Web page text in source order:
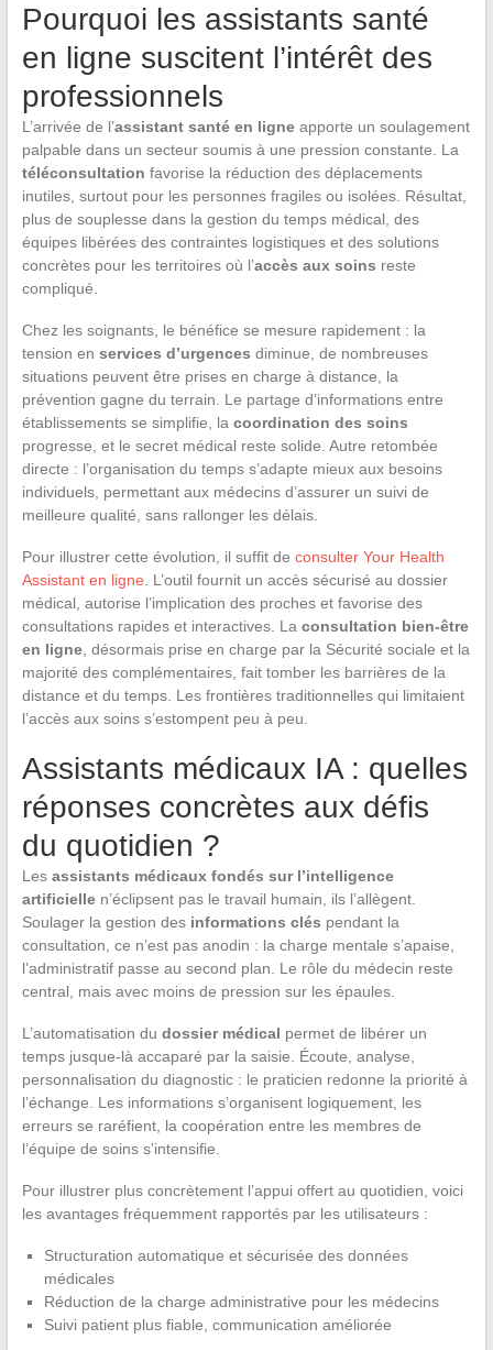
Pourquoi les assistants santé
en ligne suscitent l’intérêt des
professionnels
L’arrivée de l’assistant santé en ligneapporte un soulagement
palpable dans un secteur soumis à une pression constante. La
téléconsultation favorise la réduction des déplacements
inutiles, surtout pour les personnes fragiles ou isolées. Résultat,
plus de souplesse dans la gestion du temps médical, des
équipes libérées des contraintes logistiques et des solutions
concrètes pour les territoires où l’accès aux soins reste
compliqué.
Chez les soignants, le bénéfice se mesure rapidement : la
tension en services d’urgences diminue, de nombreuses
situations peuvent être prises en charge à distance, la
prévention gagne du terrain. Le partage d’informations entre
établissements se simplifie, la coordination des soins
progresse, et le secret médical reste solide. Autre retombée
directe : l’organisation du temps s’adapte mieux aux besoins
individuels, permettant aux médecins d’assurer un suivi de
meilleure qualité, sans rallonger les délais.
Pour illustrer cette évolution, il suffit de consulter Your Health
Assistant en ligne . L’outil fournit un accès sécurisé au dossier
médical, autorise l’implication des proches et favorise des
consultations rapides et interactives. La consultation bien-être
en ligne, désormais prise en charge par la Sécurité sociale et la
majorité des complémentaires, fait tomber les barrières de la
distance et du temps. Les frontières traditionnelles qui limitaient
l’accès aux soins s’estompent peu à peu.
Assistants médicaux IA : quelles
réponses concrètes aux défis
du quotidien ?
Les assistants médicaux fondés sur l’intelligence
artificiellen’éclipsent pas le travail humain, ils l’allègent.
Soulager la gestion des informations clés pendant la
consultation, ce n’est pas anodin : la charge mentale s’apaise,
l’administratif passe au second plan. Le rôle du médecin reste
central, mais avec moins de pression sur les épaules.
L’automatisation du dossier médical permet de libérer un
temps jusque-là accaparé par la saisie. Écoute, analyse,
personnalisation du diagnostic : le praticien redonne la priorité à
l’échange. Les informations s’organisent logiquement, les
erreurs se raréfient, la coopération entre les membres de
l’équipe de soins s’intensifie.
Pour illustrer plus concrètement l’appui offert au quotidien, voici
les avantages fréquemment rapportés par les utilisateurs :
Structuration automatique et sécurisée des données
médicales
Réduction de la charge administrative pour les médecins
Suivi patient plus fiable, communication améliorée